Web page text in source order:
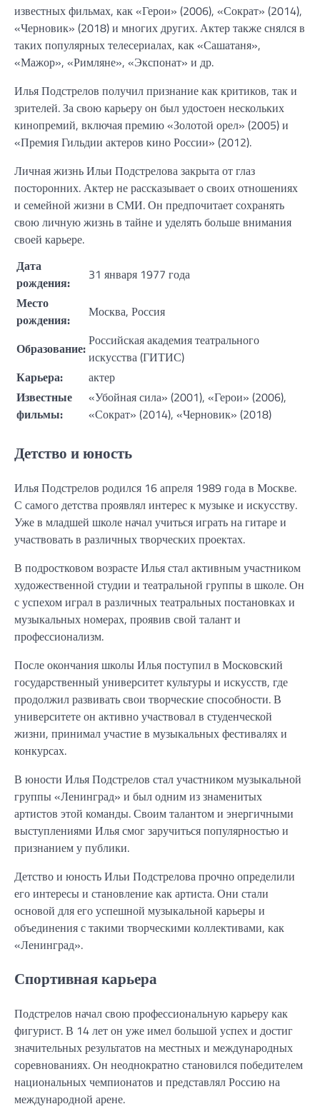
известных фильмах, как «Герои» (2006), «Сократ» (2014),
«Черновик» (2018) и многих других. Актер также снялся в
таких популярных телесериалах, как «Сашатаня»,
«Мажор», «Римляне», «Экспонат» и др.
Илья Подстрелов получил признание как критиков, так и
зрителей. За свою карьеру он был удостоен нескольких
кинопремий, включая премию «Золотой орел» (2005) и
«Премия Гильдии актеров кино России» (2012).
Личная жизнь Ильи Подстрелова закрыта от глаз
посторонних. Актер не рассказывает о своих отношениях
и семейной жизни в СМИ. Он предпочитает сохранять
свою личную жизнь в тайне и уделять больше внимания
своей карьере.
Дата
рождения:
31 января 1977 года
Место
рождения:
Москва, Россия
Образование:Российская академия театрального
искусства (ГИТИС)
Карьера:
актер
Известные
фильмы:
«Убойная сила» (2001), «Герои» (2006),
«Сократ» (2014), «Черновик» (2018)
Детство и юность
Илья Подстрелов родился 16 апреля 1989 года в Москве.
С самого детства проявлял интерес к музыке и искусству.
Уже в младшей школе начал учиться играть на гитаре и
участвовать в различных творческих проектах.
В подростковом возрасте Илья стал активным участником
художественной студии и театральной группы в школе. Он
с успехом играл в различных театральных постановках и
музыкальных номерах, проявив свой талант и
профессионализм.
После окончания школы Илья поступил в Московский
государственный университет культуры и искусств, где
продолжил развивать свои творческие способности. В
университете он активно участвовал в студенческой
жизни, принимал участие в музыкальных фестивалях и
конкурсах.
В юности Илья Подстрелов стал участником музыкальной
группы «Ленинград» и был одним из знаменитых
артистов этой команды. Своим талантом и энергичными
выступлениями Илья смог заручиться популярностью и
признанием у публики.
Детство и юность Ильи Подстрелова прочно определили
его интересы и становление как артиста. Они стали
основой для его успешной музыкальной карьеры и
объединения с такими творческими коллективами, как
«Ленинград».
Спортивная карьера
Подстрелов начал свою профессиональную карьеру как
фигурист. В 14 лет он уже имел большой успех и достиг
значительных результатов на местных и международных
соревнованиях. Он неоднократно становился победителем
национальных чемпионатов и представлял Россию на
международной арене.